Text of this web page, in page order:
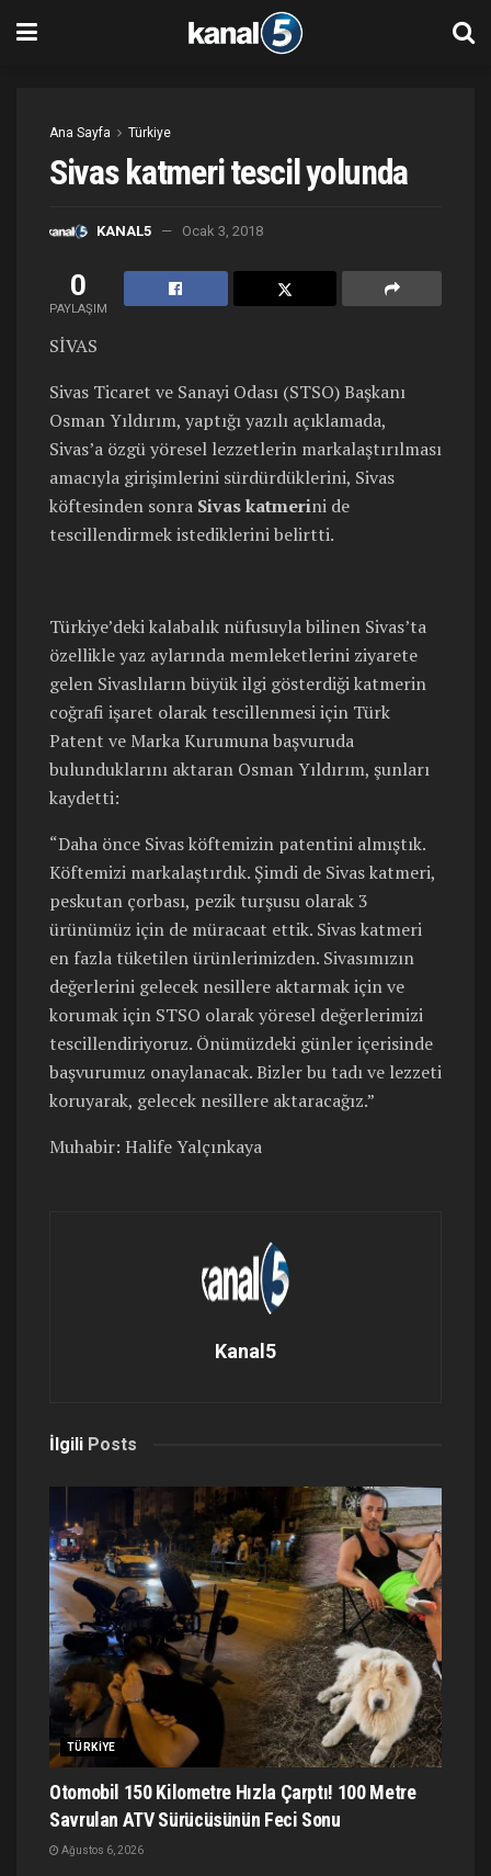
Ana Sayfa Türkiye
Sivas katmeri tescil yolunda
KANAL5 Ocak 3, 2018
0
PAYLAŞIM
SİVAS
Sivas Ticaret ve Sanayi Odası (STSO) Başkanı
Osman Yıldırım, yaptığı yazılı açıklamada,
Sivas’a özgü yöresel lezzetlerin markalaştırılması
amacıyla girişimlerini sürdürdüklerini, Sivas
köftesinden sonra Sivas katmerini de
tescillendirmek istediklerini belirtti.
Türkiye’deki kalabalık nüfusuyla bilinen Sivas’ta
özellikle yaz aylarında memleketlerini ziyarete
gelen Sivaslıların büyük ilgi gösterdiği katmerin
coğrafi işaret olarak tescillenmesi için Türk
Patent ve Marka Kurumuna başvuruda
bulunduklarını aktaran Osman Yıldırım, şunları
kaydetti:
“Daha önce Sivas köftemizin patentini almıştık.
Köftemizi markalaştırdık. Şimdi de Sivas katmeri,
peskutan çorbası, pezik turşusu olarak 3
ürünümüz için de müracaat ettik. Sivas katmeri
en fazla tüketilen ürünlerimizden. Sivasımızın
değerlerini gelecek nesillere aktarmak için ve
korumak için STSO olarak yöresel değerlerimizi
tescillendiriyoruz. Önümüzdeki günler içerisinde
başvurumuz onaylanacak. Bizler bu tadı ve lezzeti
koruyarak, gelecek nesillere aktaracağız.”
Muhabir: Halife Yalçınkaya
Kanal5
İlgili Posts
TÜRKIYE
Otomobil 150 Kilometre Hızla Çarptı! 100 Metre
Savrulan ATV Sürücüsünün Feci Sonu
Ağustos 6, 2026